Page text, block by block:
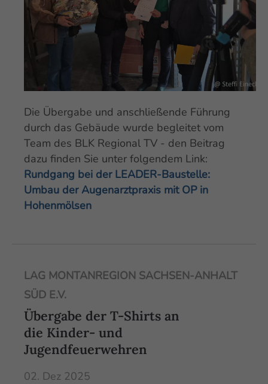
Die Übergabe und anschließende Führung
durch das Gebäude wurde begleitet vom
Team des BLK Regional TV - den Beitrag
dazu finden Sie unter folgendem Link:
Rundgang bei der LEADER-Baustelle:
Umbau der Augenarztpraxis mit OP in
Hohenmölsen
LAG MONTANREGION SACHSEN-ANHALT
SÜD E.V.
Übergabe der T-Shirts an
die Kinder- und
Jugendfeuerwehren
02. Dez 2025